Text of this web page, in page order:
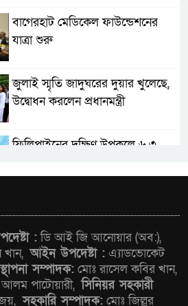
বাগেরহাট মেডিকেল ফাউন্ডেশনের
যাত্রা শুরু
জুলাই স্মৃতি জাদুঘরের দুয়ার খুলেছে,
উদ্বোধন করলেন প্রধানমন্ত্রী
ফিলিপাইনের দক্ষিণ উপকূলে ৬.৩
উপদেষ্টা
জনপ্রত্যাশা পূরণে সমঝোতার ভিত্তিতে
সংবিধান সংশোধন করা হবে :
:ডি আই জি আনোয়ার (অব:),
খান,আইন উপদেষ্টা : এ্যাডভোকেট
সম্পাদক: মোঃ রাসেল কবির খান,
পাটোয়ারী,সিনিয়র সহকারী
জয়,সহকারি সম্পাদক: মোঃ জিল্লুর